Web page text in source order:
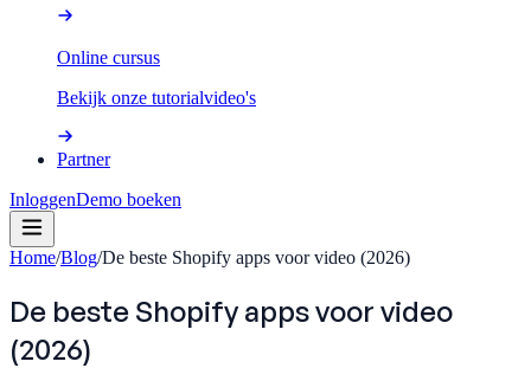
Online cursus
Bekijk onze tutorialvideo's
Partner
InloggenDemo boeken
Home/Blog/De beste Shopify apps voor video (2026)
De beste Shopify apps voor video
(2026)